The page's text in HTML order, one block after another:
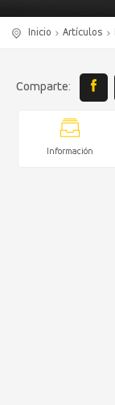
Inicio Artículos
Comparte:
Información